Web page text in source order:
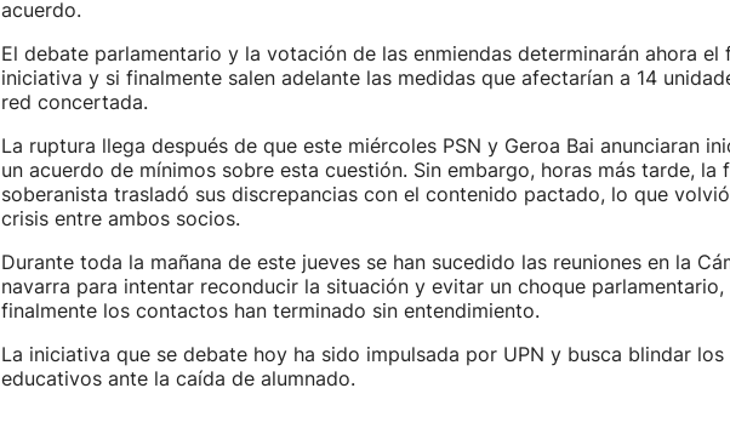
acuerdo.
El debate parlamentario y la votación de las enmiendas determinarán ahora el
iniciativa y si finalmente salen adelante las medidas que afectarían a 14
red concertada.
La ruptura llega después de que este miércoles PSN y Geroa Bai anunciaran
un acuerdo de mínimos sobre esta cuestión. Sin embargo, horas más tarde, la
soberanista trasladó sus discrepancias con el contenido pactado, lo que
crisis entre ambos socios.
Durante toda la mañana de este jueves se han sucedido las reuniones en la
navarra para intentar reconducir la situación y evitar un choque parlamentario,
finalmente los contactos han terminado sin entendimiento.
La iniciativa que se debate hoy ha sido impulsada por UPN y busca blindar
educativos ante la caída de alumnado.